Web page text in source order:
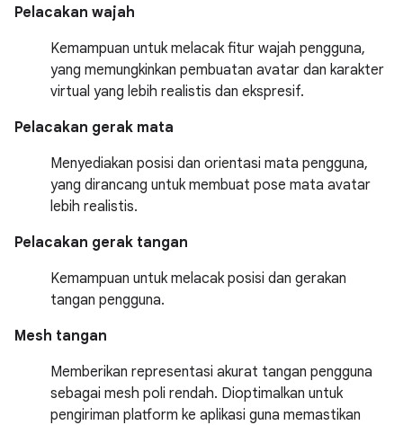
Pelacakan wajah
Kemampuan untuk melacak fitur wajah pengguna,
yang memungkinkan pembuatan avatar dan karakter
virtual yang lebih realistis dan ekspresif.
Pelacakan gerak mata
Menyediakan posisi dan orientasi mata pengguna,
yang dirancang untuk membuat pose mata avatar
lebih realistis.
Pelacakan gerak tangan
Kemampuan untuk melacak posisi dan gerakan
tangan pengguna.
Mesh tangan
Memberikan representasi akurat tangan pengguna
sebagai mesh poli rendah. Dioptimalkan untuk
pengiriman platform ke aplikasi guna memastikan